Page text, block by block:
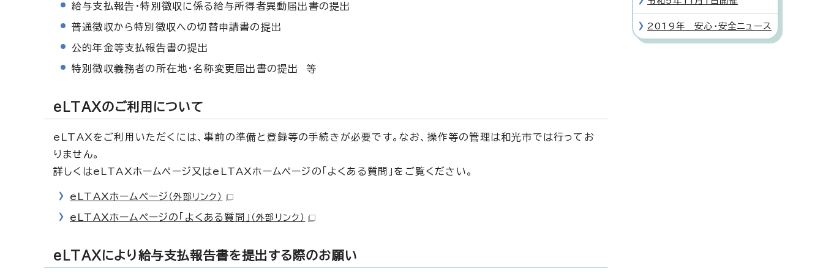
給与支払報告・特別徴収に係る給与所得者異動届出書の提出
普通徴収から特別徴収への切替申請書の提出
公的年金等支払報告書の提出
特別徴収義務者の所在地・名称変更届出書の提出 等
eLTAXのご利用について
eLTAXをご利用いただくには、事前の準備と登録等の手続きが必要です。なお、操作等の管理は和光市では行ってお
りません。
詳しくはeLTAXホームページ又はeLTAXホームページの「よくある質問」をご覧ください。
eLTAXホームページ （外部リンク）
eLTAXホームページの「よくある質問」 （外部リンク）
eLTAXにより給与支払報告書を提出する際のお願い
2019年 安心・安全ニュース